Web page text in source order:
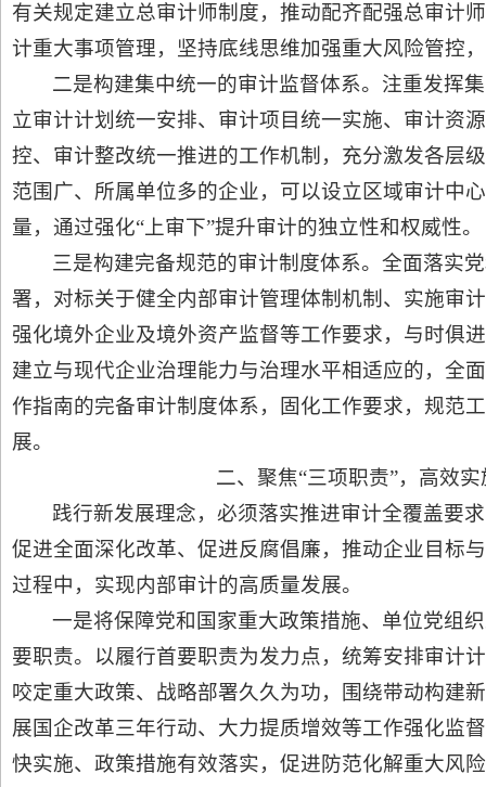
有关规定建立总审计师制度，推动配齐配强总审计
计重大事项管理，坚持底线思维加强重大风险管控
二是构建集中统一的审计监督体系。注重发挥
立审计计划统一安排、审计项目统一实施、审计资
控、审计整改统一推进的工作机制，充分激发各层
范围广、所属单位多的企业，可以设立区域审计中
量，通过强化“上审下”提升审计的独立性和权威性。
三是构建完备规范的审计制度体系。全面落实
署，对标关于健全内部审计管理体制机制、实施审
强化境外企业及境外资产监督等工作要求，与时俱
建立与现代企业治理能力与治理水平相适应的，全
作指南的完备审计制度体系，固化工作要求，规范
展。
二、聚焦“三项职责”，高效
践行新发展理念，必须落实推进审计全覆盖要
促进全面深化改革、促进反腐倡廉，推动企业目标
过程中，实现内部审计的高质量发展。
一是将保障党和国家重大政策措施、单位党组
要职责。以履行首要职责为发力点，统筹安排审计
咬定重大政策、战略部署久久为功，围绕带动构建
展国企改革三年行动、大力提质增效等工作强化监
快实施、政策措施有效落实，促进防范化解重大风